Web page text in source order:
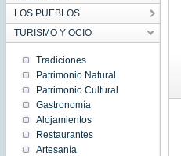
LOS PUEBLOS
TURISMO Y OCIO
Tradiciones
Patrimonio Natural
Patrimonio Cultural
Gastronomía
Alojamientos
Restaurantes
Artesanía